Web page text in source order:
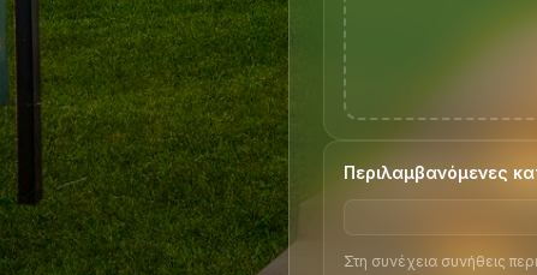
Περιλαμβανόμενες
Στη συνέχεια συνήθεις